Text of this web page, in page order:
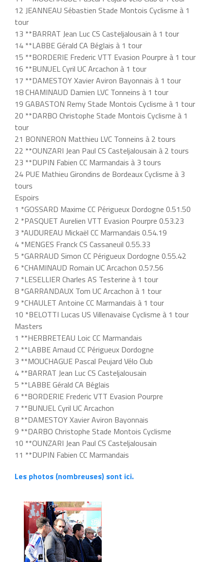
12 JEANNEAU Sébastien Stade Montois Cyclisme à 1
tour
13 **BARRAT Jean Luc CS Casteljalousain à 1 tour
14 **LABBE Gérald CA Béglais à 1 tour
15 **BORDERIE Frederic VTT Evasion Pourpre à 1 tour
16 **BUNUEL Cyril UC Arcachon à 1 tour
17 **DAMESTOY Xavier Aviron Bayonnais à 1 tour
18 CHAMINAUD Damien LVC Tonneins à 1 tour
19 GABASTON Remy Stade Montois Cyclisme à 1 tour
20 **DARBO Christophe Stade Montois Cyclisme à 1
tour
21 BONNERON Matthieu LVC Tonneins à 2 tours
22 **OUNZARI Jean Paul CS Casteljalousain à 2 tours
23 **DUPIN Fabien CC Marmandais à 3 tours
24 PUE Mathieu Girondins de Bordeaux Cyclisme à 3
tours
Espoirs
1 *GOSSARD Maxime CC Périgueux Dordogne 0.51.50
2 *PASQUET Aurelien VTT Evasion Pourpre 0.53.23
3 *AUDUREAU Mickaël CC Marmandais 0.54.19
4 *MENGES Franck CS Cassaneuil 0.55.33
5 *GARRAUD Simon CC Périgueux Dordogne 0.55.42
6 *CHAMINAUD Romain UC Arcachon 0.57.56
7 *LESELLIER Charles AS Testerine à 1 tour
8 *GARRANDAUX Tom UC Arcachon à 1 tour
9 *CHAULET Antoine CC Marmandais à 1 tour
10 *BELOTTI Lucas US Villenavaise Cyclisme à 1 tour
Masters
1 **HERBRETEAU Loic CC Marmandais
2 **LABBE Arnaud CC Périgueux Dordogne
3 **MOUCHAGUE Pascal Peujard Vélo Club
4 **BARRAT Jean Luc CS Casteljalousain
5 **LABBE Gérald CA Béglais
6 **BORDERIE Frederic VTT Evasion Pourpre
7 **BUNUEL Cyril UC Arcachon
8 **DAMESTOY Xavier Aviron Bayonnais
9 **DARBO Christophe Stade Montois Cyclisme
10 **OUNZARI Jean Paul CS Casteljalousain
11 **DUPIN Fabien CC Marmandais
Les photos (nombreuses) sont ici.